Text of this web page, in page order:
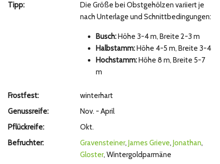
Tipp:
Die Größe bei Obstgehölzen variiert je
nach Unterlage und Schnittbedingungen:
Busch:Höhe 3-4 m, Breite 2-3 m
Halbstamm:Höhe 4-5 m, Breite 3-4
Hochstamm:Höhe 8 m, Breite 5-7
m
Frostfest:
winterhart
Genussreife:
Nov. - April
Pflückreife:
Okt.
Befruchter:
Gravensteiner, James Grieve, Jonathan,
Gloster, Wintergoldparmäne